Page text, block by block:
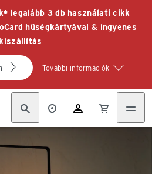
legalább 3 db használati cikk
hűségkártyával & ingyenes
kiszállítás
További információk